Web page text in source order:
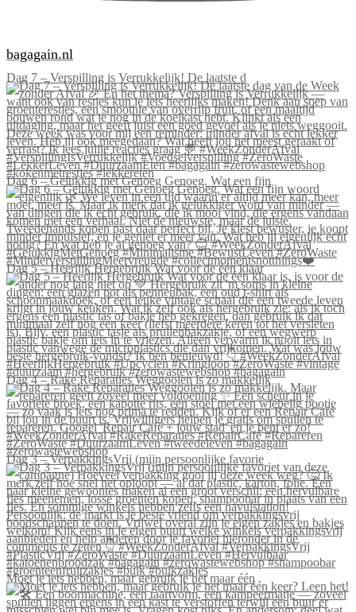
bagagain.nl
Dag 7 – Verspilling is Verrukkelijk! De laatste d
Dag 6 – Gelukkig met Genoeg Genoeg. Wat een fijn
Dag 5 – Heerlijk Hergebruik Wat voor de één klaar
Dag 4 – Rake Reparaties Weggooien is zo makkelijk
Dag 3 – VerpakkingsVrij (mijn persoonlijke favorie
Moet je iets hebben, maar gebruik je het maar één